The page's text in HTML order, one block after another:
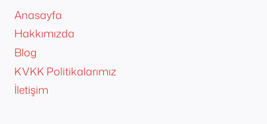
Anasayfa
Hakkımızda
Blog
KVKK Politikalarımız
İletişim